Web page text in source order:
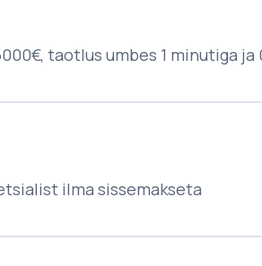
taotlus umbes 1 minutiga ja
ilma sissemakseta